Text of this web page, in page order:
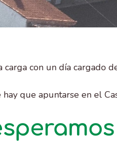
carga con un día cargado
que apuntarse en el